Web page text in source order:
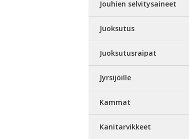
Jouhien selvitysaineet
Juoksutus
Juoksutusraipat
Jyrsijöille
Kammat
Kanitarvikkeet